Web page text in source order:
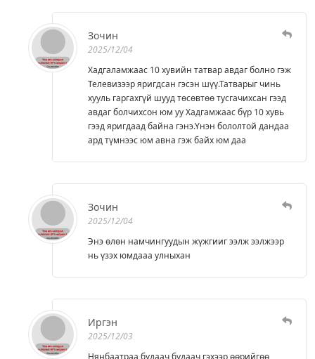
Зочин
2025/12/04
Хадгаламжаас 10 хувийн татвар авдаг болно гэж
Телевизээр яригдсан гэсэн шүү.Татварыг чинь
хууль гаргахгүй шууд төсөвтөө тусгачихсан гээд
авдаг болчихсон юм уу Хадгамжаас бүр 10 хувь
гээд яригдаад байна гэнэ.Үнэн бололтой дандаа
ард түмнээс юм авна гэж байх юм даа
Зочин
2025/12/04
Энэ өлөн намчингуудын жүжгииг ээлж ээлжээр
нь үзэх юмдааа улныхан
Иргэн
2025/12/03
Нянбаатраа будаач будаач гэхээр өөрийгөө